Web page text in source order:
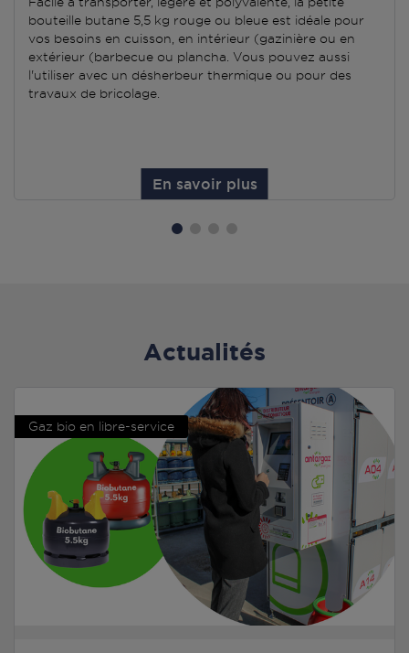
bouteille butane 5,5 kg rouge ou bleue est idéale pour
vos besoins en cuisson, en intérieur (gazinière ou en
extérieur (barbecue ou plancha. Vous pouvez aussi
l'utiliser avec un désherbeur thermique ou pour des
travaux de bricolage.
En savoir plus
Actualités
Gaz bio en libre-service